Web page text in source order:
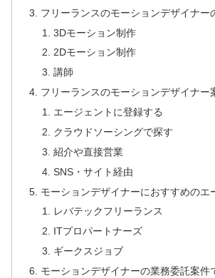
フリーランスのモーションデザイナー
3Dモーション制作
2Dモーション制作
講師
フリーランスのモーションデザイナー
エージェントに登録する
クラウドソーシングで探す
紹介や直接営業
SNS・サイト経由
モーションデザイナーにおすすめのエ
レバテックフリーランス
ITプロパートナーズ
ギークスジョブ
モーションデザイナーの業務委託案件